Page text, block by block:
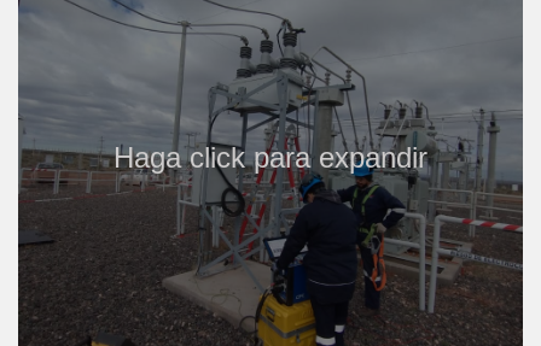
Haga click para expandir